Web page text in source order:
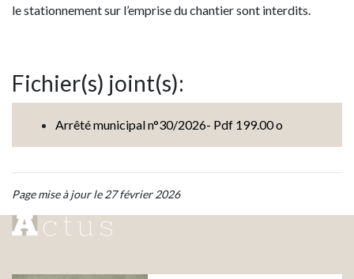
le stationnement sur l’emprise du chantier sont interdits.
Fichier(s) joint(s):
Arrêté municipal n°30/2026- Pdf 199.00 o
Page mise à jour le 27 février 2026